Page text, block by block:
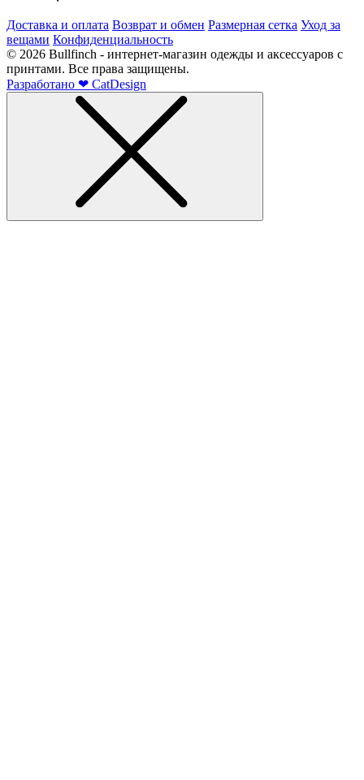
Доставка и оплата Возврат и обмен Размерная сетка Уход за
вещами Конфиденциальность
© 2026 Bullfinch - интернет-магазин одежды и аксессуаров с
принтами. Все права защищены.
Разработано ❤ CatDesign